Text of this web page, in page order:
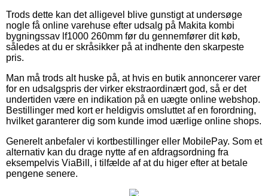
Trods dette kan det alligevel blive gunstigt at undersøge
nogle få online varehuse efter udsalg på Makita kombi
bygningssav lf1000 260mm før du gennemfører dit køb,
således at du er skråsikker på at indhente den skarpeste
pris.
Man må trods alt huske på, at hvis en butik annoncerer varer
for en udsalgspris der virker ekstraordinært god, så er det
undertiden være en indikation på en uægte online webshop.
Bestillinger med kort er heldigvis omsluttet af en forordning,
hvilket garanterer dig som kunde imod uærlige online shops.
Generelt anbefaler vi kortbestillinger eller MobilePay. Som et
alternativ kan du drage nytte af en afdragsordning fra
eksempelvis ViaBill, i tilfælde af at du higer efter at betale
pengene senere.